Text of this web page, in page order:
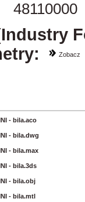
48110000
Zobacz
- bila.aco
- bila.dwg
- bila.max
- bila.3ds
- bila.obj
- bila.mtl